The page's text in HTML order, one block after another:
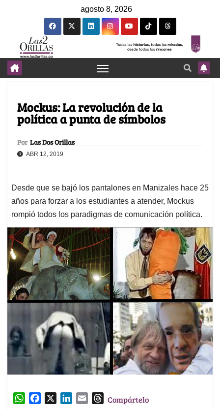
agosto 8, 2026
Mockus: La revolución de la
política a punta de símbolos
Por Las Dos Orillas
ABR 12, 2019
Desde que se bajó los pantalones en Manizales hace 25
años para forzar a los estudiantes a atender, Mockus
rompió todos los paradigmas de comunicación política.
W
TCompártelo